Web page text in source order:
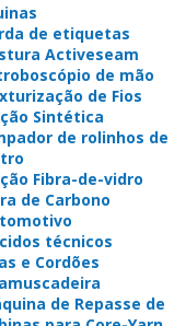
de etiquetas
Activeseam
de mão
de Fios
Sintética
de rolinhos de
Fibra-de-vidro
de Carbono
técnicos
e Cordões
de Repasse de